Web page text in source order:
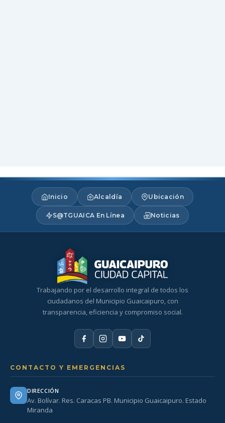
Inicio Alcaldía Ubicación
S@TGUAICA En Línea Noticias
Trabajando por el desarrollo integral de todos los
ciudadanos del Municipio Guaicaipuro, con
transparencia, eficiencia y compromiso social.
CONTACTO Y EMERGENCIAS
DIRECCIÓN
Av. Bolívar. Res. Caracas PB. Municipio Guaicaipuro. Estado
Miranda